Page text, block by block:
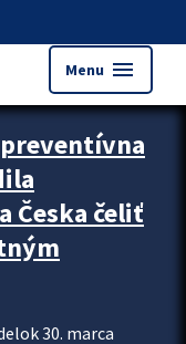
Menu menu
Česka čeliť
30. marca